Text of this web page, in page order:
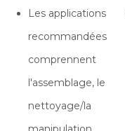
Les applications
recommandées
comprennent
l'assemblage, le
nettoyage/la